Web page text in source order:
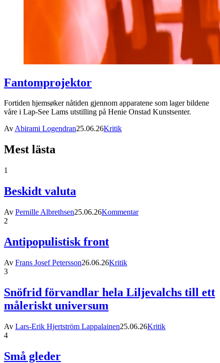
Fantomprojektor
Fortiden hjemsøker nåtiden gjennom apparatene som lager bildene
våre i Lap-See Lams utstilling på Henie Onstad Kunstsenter.
AvAbirami Logendran25.06.26Kritik
Mest lästa
1
Beskidt valuta
Av Pernille Albrethsen25.06.26Kommentar
2
Antipopulistisk front
Av Frans Josef Petersson26.06.26Kritik
3
Snöfrid förvandlar hela Liljevalchs till ett
måleriskt universum
Av Lars-Erik Hjertström Lappalainen25.06.26Kritik
4
Små gleder